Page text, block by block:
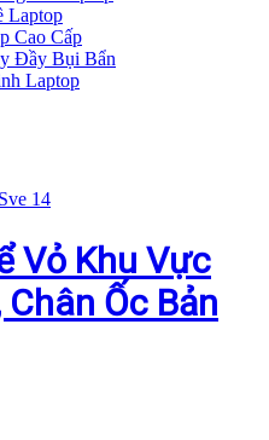
Laptop
Cao Cấp
Đầy Bụi Bẩn
Laptop
Vỏ Khu Vực
Chân Ốc Bản